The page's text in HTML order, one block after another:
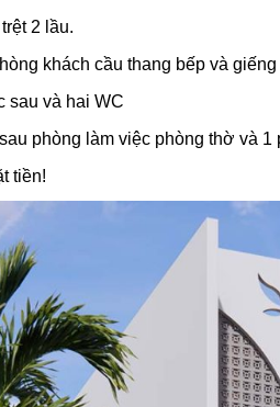
2 lầu.
khách cầu thang bếp và
sau và hai WC
phòng làm việc phòng thờ và
tiền!